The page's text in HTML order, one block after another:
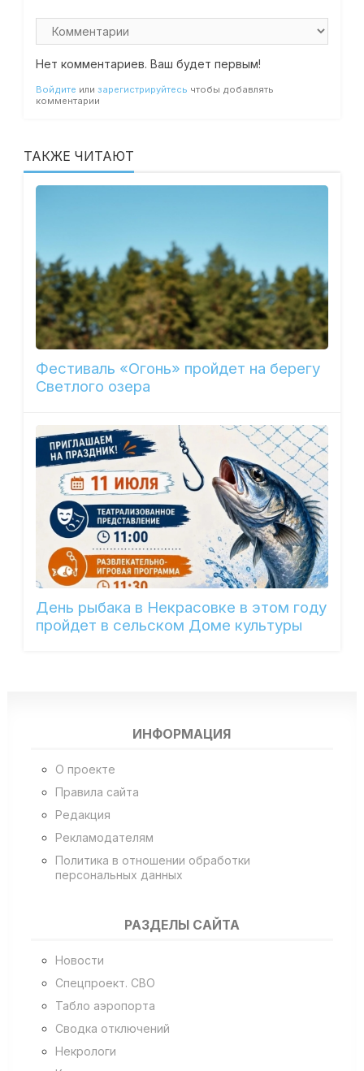
Нет комментариев. Ваш будет первым!
Войдите или зарегистрируйтесь чтобы добавлять
комментарии
ТАКЖЕ ЧИТАЮТ
Фестиваль «Огонь» пройдет на берегу
Светлого озера
День рыбака в Некрасовке в этом году
пройдет в сельском Доме культуры
ИНФОРМАЦИЯ
О проекте
Правила сайта
Редакция
Рекламодателям
Политика в отношении обработки
персональных данных
РАЗДЕЛЫ САЙТА
Новости
Спецпроект. СВО
Табло аэропорта
Сводка отключений
Некрологи